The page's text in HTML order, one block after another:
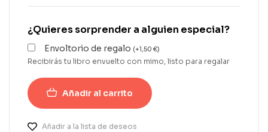
¿Quieres sorprender a alguien especial?
Envoltorio de regalo (+1,50 €)
Recibirás tu libro envuelto con mimo, listo para regalar
Añadir al carrito
Añadir a la lista de deseos